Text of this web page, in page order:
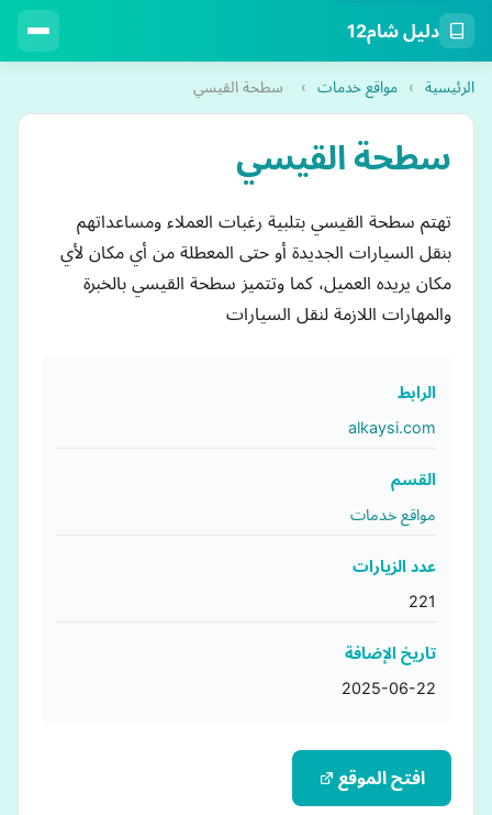
دليل شام12
الرئيسية › مواقع خدمات › سطحة القيسي
سطحة القيسي
تهتم سطحة القيسي بتلبية رغبات العملاء ومساعداتهم
بنقل السيارات الجديدة أو حتى المعطلة من أي مكان لأي
مكان يريده العميل، كما وتتميز سطحة القيسي بالخبرة
والمهارات اللازمة لنقل السيارات
الرابط
alkaysi.com
القسم
مواقع خدمات
عدد الزيارات
221
تاريخ الإضافة
2025-06-22
افتح الموقع